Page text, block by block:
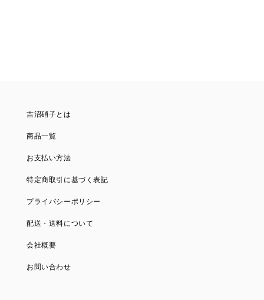
吉沼硝子とは
商品一覧
お支払い方法
特定商取引に基づく表記
プライバシーポリシー
配送・送料について
会社概要
お問い合わせ